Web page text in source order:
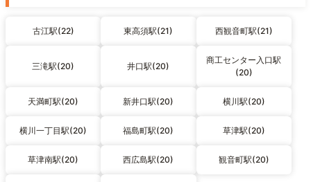
古江駅(22) 東高須駅(21) 西観音町駅(21)
三滝駅(20) 井口駅(20)
商工センター入口駅
(20)
天満町駅(20) 新井口駅(20) 横川駅(20)
横川一丁目駅(20) 福島町駅(20) 草津駅(20)
草津南駅(20) 西広島駅(20) 観音町駅(20)